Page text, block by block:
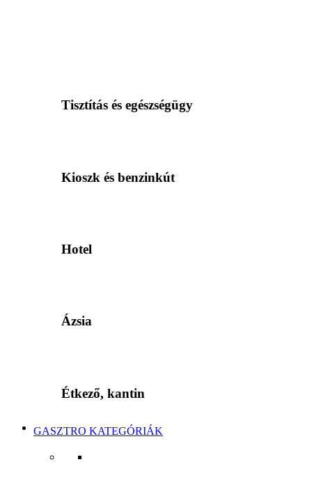
Tisztítás és egészségügy
Kioszk és benzinkút
Hotel
Ázsia
Étkező, kantin
GASZTRO KATEGÓRIÁK